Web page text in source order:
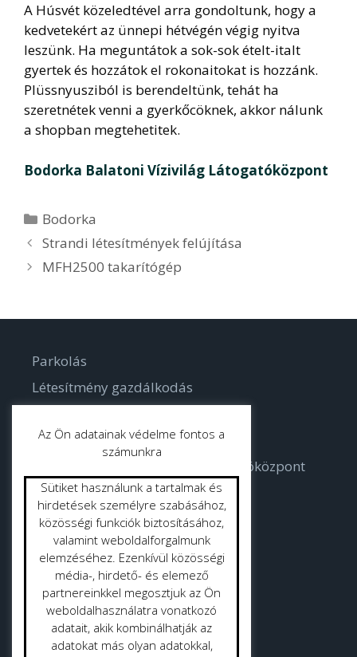
A Húsvét közeledtével arra gondoltunk, hogy a
kedvetekért az ünnepi hétvégén végig nyitva
leszünk. Ha meguntátok a sok-sok ételt-italt
gyertek és hozzátok el rokonaitokat is hozzánk.
Plüssnyusziból is berendeltünk, tehát ha
szeretnétek venni a gyerkőcöknek, akkor nálunk
a shopban megtehetitek.
Bodorka Balatoni Vízivilág Látogatóközpont
Kategória
Bodorka
Strandi létesítmények felújítása
MFH2500 takarítógép
Parkolás
Létesítmény gazdálkodás
Bodorka Balatoni Vízvilág Látogatóközpont
Strandok
Közterület tisztítás
Gyepmester
Vásrácsarnok
Az Ön adatainak védelme fontos a
számunkra
Sütiket használunk a tartalmak és
hirdetések személyre szabásához,
közösségi funkciók biztosításához,
valamint weboldalforgalmunk
elemzéséhez. Ezenkívül közösségi
média-, hirdető- és elemező
partnereinkkel megosztjuk az Ön
weboldalhasználatra vonatkozó
adatait, akik kombinálhatják az
adatokat más olyan adatokkal,